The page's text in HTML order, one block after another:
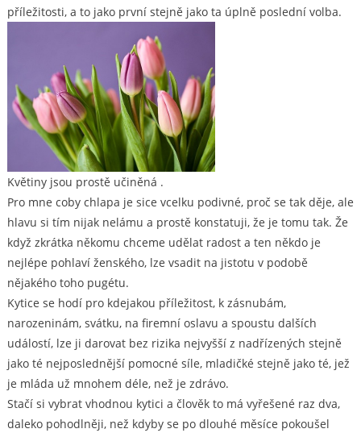
příležitosti, a to jako první stejně jako ta úplně poslední volba.
Květiny jsou prostě učiněná .
Pro mne coby chlapa je sice vcelku podivné, proč se tak děje, ale
hlavu si tím nijak nelámu a prostě konstatuji, že je tomu tak. Že
když zkrátka někomu chceme udělat radost a ten někdo je
nejlépe pohlaví ženského, lze vsadit na jistotu v podobě
nějakého toho pugétu.
Kytice se hodí pro kdejakou příležitost, k zásnubám,
narozeninám, svátku, na firemní oslavu a spoustu dalších
událostí, lze ji darovat bez rizika nejvyšší z nadřízených stejně
jako té nejposlednější pomocné síle, mladičké stejně jako té, jež
je mláda už mnohem déle, než je zdrávo.
Stačí si vybrat vhodnou kytici a člověk to má vyřešené raz dva,
daleko pohodlněji, než kdyby se po dlouhé měsíce pokoušel